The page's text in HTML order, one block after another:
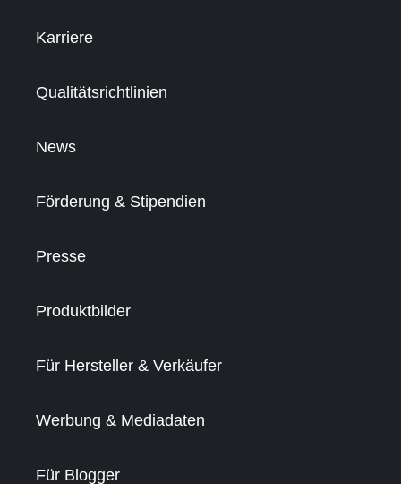
Karriere
Qualitätsrichtlinien
News
Förderung & Stipendien
Presse
Produktbilder
Für Hersteller & Verkäufer
Werbung & Mediadaten
Für Blogger